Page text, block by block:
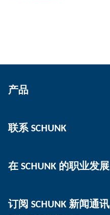
产品
抓取技术
工件夹持
联系 SCHUNK
工作地点
活动
在 SCHUNK 的职业发展
在 SCHUNK 工作
订阅 SCHUNK 新闻通讯